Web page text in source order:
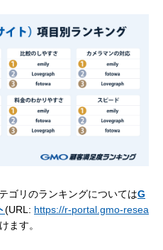
ゴリのランキングについてはG
(URL: https://r-portal.gmo-resea
ます。